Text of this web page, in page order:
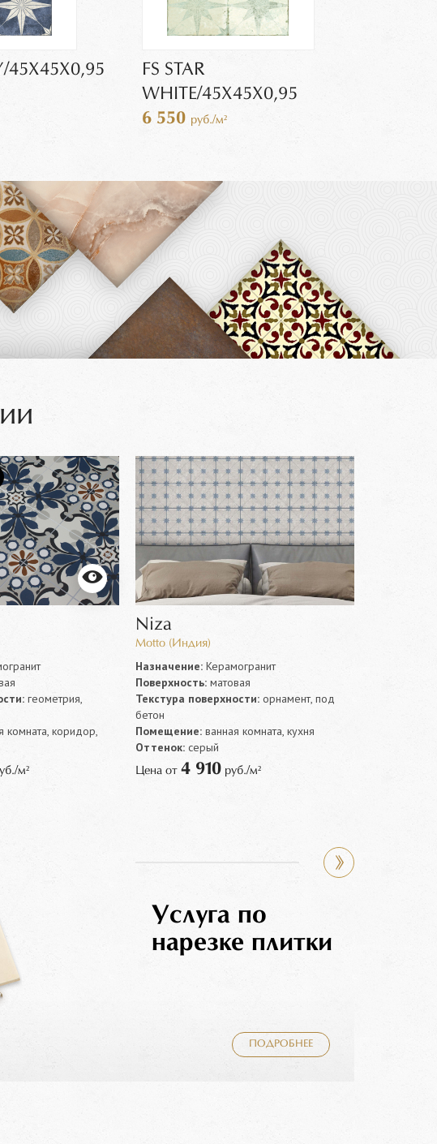
45X45X0,95
FS STAR
WHITE/45X45X0,95
6 550 руб./м²
геометрия,
комната, коридор,
м²
Niza
Motto (Индия)
Назначение: Керамогранит
Поверхность: матовая
Текстура поверхности: орнамент, под
бетон
Помещение: ванная комната, кухня
Оттенок: серый
Цена от 4 910 руб./м²
Услуга по
нарезке плитки
ПОДРОБНЕЕ